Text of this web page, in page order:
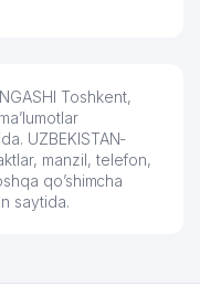
Toshkent,
UZBEKISTAN-
manzil, telefon,
qo’shimcha
saytida.